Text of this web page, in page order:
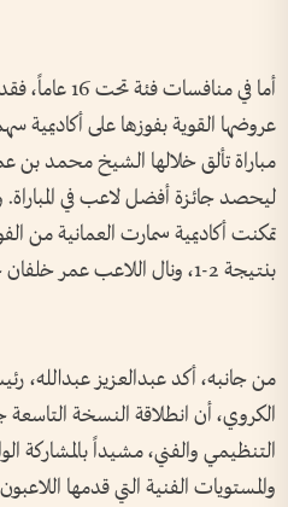
أما في
مباراة تألق خلالها الشيخ محمد
ليحصد جائزة أفضل لاعب في المباراة.
تمكنت أكاديمية سمارت العمانية من
بنتيجة 2-1، ونال اللاعب عمر خلفان جائزة أفضل لاعب في المباراة.
من جانبه، أكد عبدالعزيز عبدالله،
الكروي، أن انطلاقة النسخة
التنظيمي والفني، مشيداً بالمشاركة
والمستويات الفنية التي قدمها